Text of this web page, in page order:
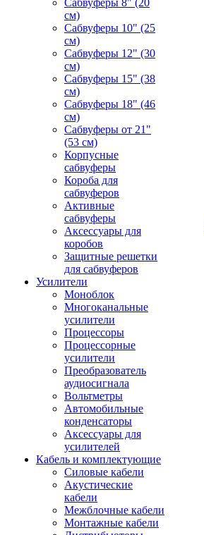
Сабвуферы 8" (20
см)
Сабвуферы 10" (25
см)
Сабвуферы 12" (30
см)
Сабвуферы 15" (38
см)
Сабвуферы 18" (46
см)
Сабвуферы от 21"
(53 см)
Корпусные
сабвуферы
Короба для
сабвуферов
Активные
сабвуферы
Аксессуары для
коробов
Защитные решетки
для сабвуферов
Усилители
Моноблок
Многоканальные
усилители
Процессоры
Процессорные
усилители
Преобразователь
аудиосигнала
Вольтметры
Автомобильные
конденсаторы
Аксессуары для
усилителей
Кабель и комплектующие
Силовые кабели
Акустические
кабели
Межблочные кабели
Монтажные кабели